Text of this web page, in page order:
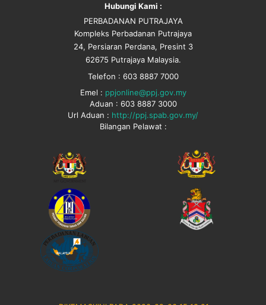
Hubungi Kami :
PERBADANAN PUTRAJAYA
Kompleks Perbadanan Putrajaya
24, Persiaran Perdana, Presint 3
62675 Putrajaya Malaysia.
Telefon : 603 8887 7000
Emel : ppjonline@ppj.gov.my
Aduan : 603 8887 3000
Url Aduan : http://ppj.spab.gov.my/
Bilangan Pelawat :